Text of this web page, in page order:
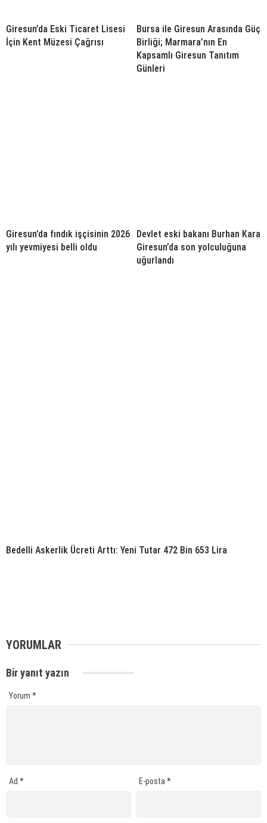
Giresun’da Eski Ticaret Lisesi
İçin Kent Müzesi Çağrısı
Bursa ile Giresun Arasında Güç
Birliği; Marmara’nın En
Kapsamlı Giresun Tanıtım
Günleri
Giresun’da fındık işçisinin 2026
yılı yevmiyesi belli oldu
Devlet eski bakanı Burhan Kara
Giresun’da son yolculuğuna
uğurlandı
Bedelli Askerlik Ücreti Arttı: Yeni Tutar 472 Bin 653 Lira
YORUMLAR
Bir yanıt yazın
Yorum *
Ad * E-posta*